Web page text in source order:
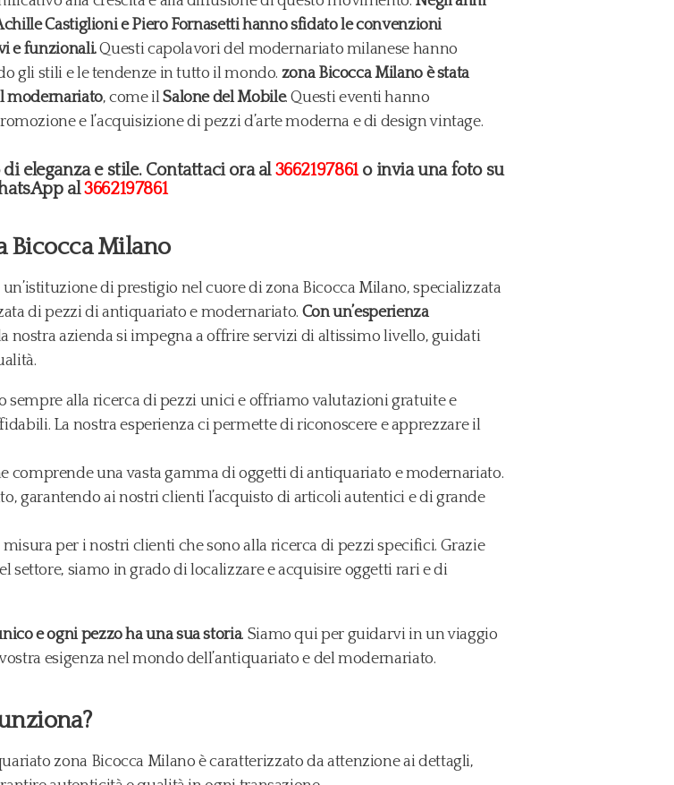
Castiglioni e Piero Fornasetti hanno sfidato le convenzioni
e funzionali.Questi capolavori del modernariato milanese hanno
gli stili e le tendenze in tutto il mondo. zona Bicocca Milano è stata
modernariato, come ilSalone del Mobile. Questi eventi hanno
e l’acquisizione di pezzi d’arte moderna e di design vintage.
eleganza e stile. Contattaci ora al3662197861o invia una foto su
al3662197861
Bicocca Milano
di prestigio nel cuore di zona Bicocca Milano, specializzata
di pezzi di antiquariato e modernariato. Con un’esperienza
nostra azienda si impegna a offrire servizi di altissimo livello, guidati
sempre alla ricerca di pezzi unici e offriamo valutazioni gratuite e
La nostra esperienza ci permette di riconoscere e apprezzare il
comprende una vasta gamma di oggetti di antiquariato e modernariato.
garantendo ai nostri clienti l’acquisto di articoli autentici e di grande
per i nostri clienti che sono alla ricerca di pezzi specifici. Grazie
settore, siamo in grado di localizzare e acquisire oggetti rari e di
e ogni pezzo ha una sua storia. Siamo qui per guidarvi in un viaggio
esigenza nel mondo dell’antiquariato e del modernariato.
zona Bicocca Milano è caratterizzato da attenzione ai dettagli,